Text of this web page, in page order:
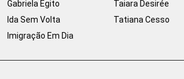
Gabriela Egito
Ida Sem Volta
Imigração Em Dia
Taiara Desirée
Tatiana Cesso